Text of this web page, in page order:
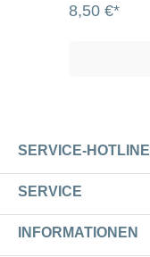
8,50 €*
SERVICE-HOTLINE
SERVICE
INFORMATIONEN